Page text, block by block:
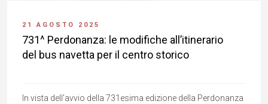
21 AGOSTO 2025
731^ Perdonanza: le modifiche all’itinerario
del bus navetta per il centro storico
In vista dell'avvio della 731esima edizione della Perdonanza